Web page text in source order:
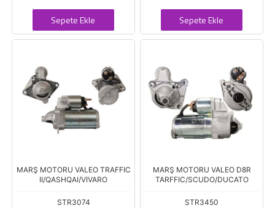
Sepete Ekle Sepete Ekle
MARŞ MOTORU VALEO TRAFFIC
II/QASHQAI/VIVARO
STR3074
MARŞ MOTORU VALEO D8R
TARFFIC/SCUDO/DUCATO
STR3450